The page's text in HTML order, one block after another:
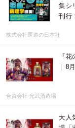
集シ
刊行
株式会社医道の日本社
『
｜8
合資会社 光武酒造場
大人